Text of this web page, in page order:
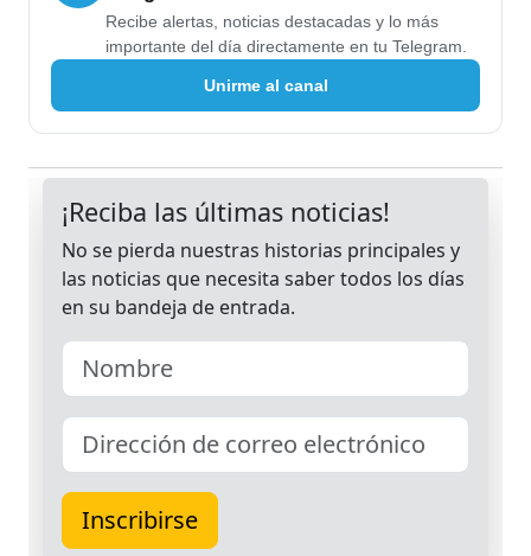
Recibe alertas, noticias destacadas y lo más
importante del día directamente en tu Telegram.
Unirme al canal